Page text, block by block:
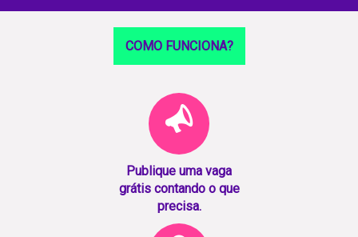
COMO FUNCIONA?
Publique uma vaga
grátis contando o que
precisa.